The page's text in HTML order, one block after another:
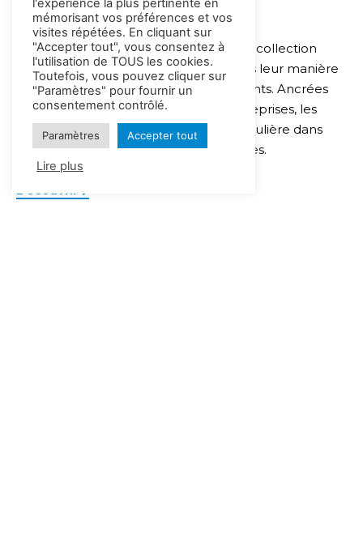
Les enseignes Next-U constituent une collection
d’univers distincts mais cohérente dans leur manière
de préparer l’employabilité des étudiants. Ancrées
dans les besoins exprimés par les entreprises, les
écoles opèrent chacune une veille régulière dans
l’analyse des compétences émergentes.
l'expérience la plus pertinente en
mémorisant vos préférences et vos
visites répétées. En cliquant sur
"Accepter tout", vous consentez à
l'utilisation de TOUS les cookies.
Toutefois, vous pouvez cliquer sur
"Paramètres" pour fournir un
consentement contrôlé.
Paramètres Accepter tout
Lire plus